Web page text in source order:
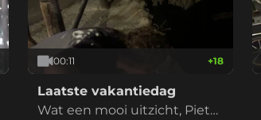
00:11 +18
Laatste vakantiedag
Wat een mooi uitzicht, Pieter